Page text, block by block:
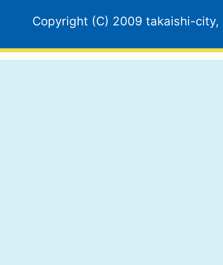
Copyright (C) 2009 takaishi-city,